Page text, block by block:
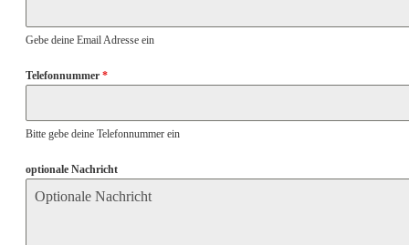
Gebe deine Email Adresse ein
Telefonnummer *
Bitte gebe deine Telefonnummer ein
optionale Nachricht